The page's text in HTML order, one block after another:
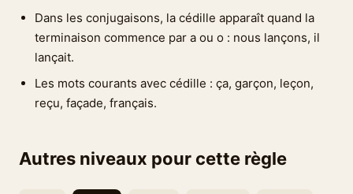
Dans les conjugaisons, la cédille apparaît quand la
terminaison commence par a ou o : nous lançons, il
lançait.
Les mots courants avec cédille : ça, garçon, leçon,
reçu, façade, français.
Autres niveaux pour cette règle